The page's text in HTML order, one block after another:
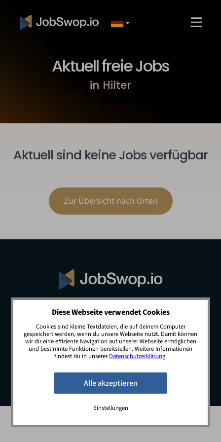
Aktuell freie Jobs
in Hilter
Aktuell sind keine Jobs verfügbar
Zur Übersicht nach Orten
© 2026 JobSwop.io · All rights reserved.
Blog Jobs Newsletter
Kontakt
Preise
Impressum Datenschutz
Diese Webseite verwendet Cookies
Cookies sind kleine Textdateien, die auf deinem Computer
gespeichert werden, wenn du unsere Webseite nutzt. Damit können
wir dir eine effiziente Navigation auf unserer Webseite ermöglichen
und bestimmte Funktionen bereitstellen. Weitere Informationen
findest du in unsererDatenschutzerklärung.
Einstellungen